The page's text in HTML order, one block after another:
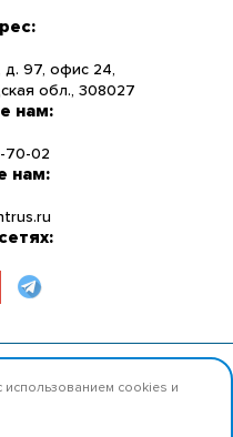
д. 97, офис 24,
обл., 308027
нам:
70-02
нам:
Все права защищены.
использованием cookies и